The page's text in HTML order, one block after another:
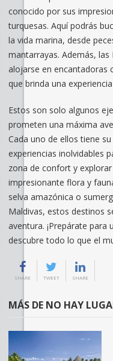
conocido por sus
turquesas. Aquí podrás
la vida marina, desde
mantarrayas. Además,
alojarse en encantadoras
que brinda una
Estos son solo algunos
prometen una máxima
Cada uno de ellos tiene
experiencias inolvidables
zona de confort y
impresionante flora y
selva amazónica o
Maldivas, estos destinos
aventura. ¡Prepárate
descubre todo lo que el
SHARE TWEET SHARE
MÁS DE NO HAY